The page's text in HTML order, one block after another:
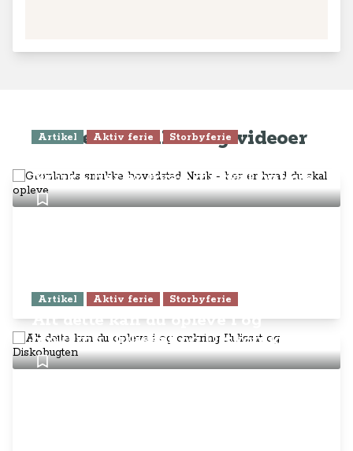
Seneste artikler og videoer
Artikel Aktiv ferie Storbyferie
Nuuk - her er hvad du skal opleve
Artikel Aktiv ferie Storbyferie
Alt dette kan du opleve i og
omkring Ilulissat og Diskobugten